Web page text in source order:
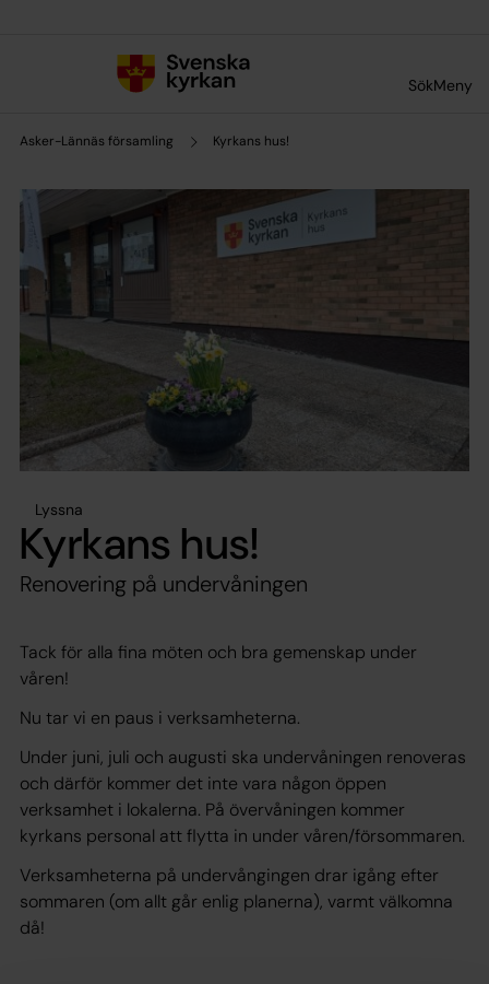
SökMeny
Asker-Lännäs församling Kyrkans hus!
Lyssna
Kyrkans hus!
Renovering på undervåningen
Tack för alla fina möten och bra gemenskap under
våren!
Nu tar vi en paus i verksamheterna.
Under juni, juli och augusti ska undervåningen renoveras
och därför kommer det inte vara någon öppen
verksamhet i lokalerna. På övervåningen kommer
kyrkans personal att flytta in under våren/försommaren.
Verksamheterna på undervångingen drar igång efter
sommaren (om allt går enlig planerna), varmt välkomna
då!